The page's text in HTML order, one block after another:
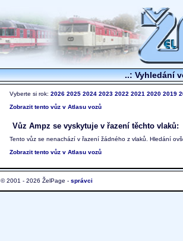
..: Vyhledání
Vyberte si rok: 2026 2025 2024 2023 2022 2021 2020 2019
Zobrazit tento vůz v Atlasu vozů
Vůz Ampz se vyskytuje v řazení těchto vlaků:
Tento vůz se nenachází v řazení žádného z vlaků. Hledání
Zobrazit tento vůz v Atlasu vozů
© 2001 - 2026 ŽelPage - správci